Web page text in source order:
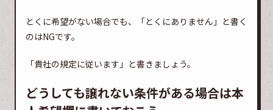
とくに希望がない場合でも、「とくにありません」と書く
のはNGです。
「貴社の規定に従います」と書きましょう。
どうしても譲れない条件がある場合は本